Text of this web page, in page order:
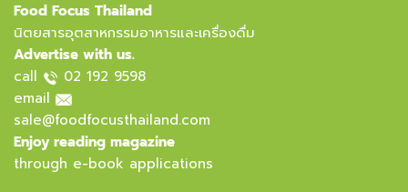
Food Focus Thailand
นิตยสารอุตสาหกรรมอาหารและเครื่องดื่ม
Advertise with us.
call
02 192 9598
email
sale@foodfocusthailand.com
Enjoy reading magazine
through e-book applications